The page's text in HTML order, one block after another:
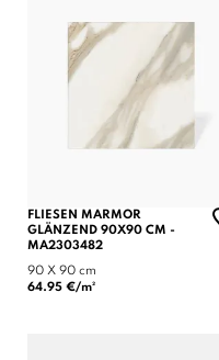
FLIESEN MARMOR
GLÄNZEND 90X90 CM -
MA2303482
90 X 90 cm
64.95 €/m²